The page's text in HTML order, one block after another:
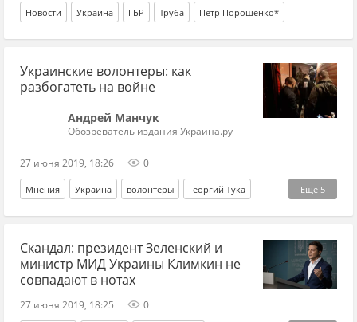
Новости Украина ГБР Труба Петр Порошенко*
Украинские волонтеры: как
разбогатеть на войне
Андрей Манчук
Обозреватель издания Украина.ру
27 июня 2019, 18:26 0
Еще 5
Мнения Украина волонтеры Георгий Тука
Игорь Коломойский ГБР Труба Юрий Бирюков
Петр Порошенко*
Скандал: президент Зеленский и
министр МИД Украины Климкин не
совпадают в нотах
27 июня 2019, 18:25 0